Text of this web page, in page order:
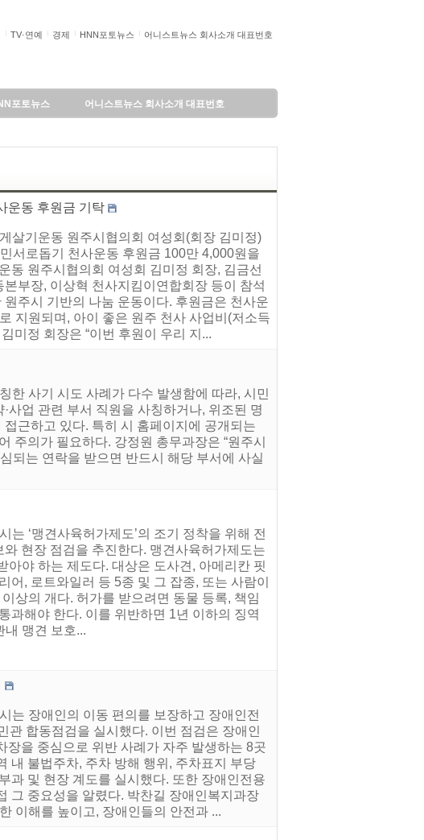
TV·연예 경제 HNN포토뉴스 어니스트뉴스 회사소개 대표번호
포토뉴스 어니스트뉴스 회사소개 대표번호
운동 후원금 기탁
살기운동 원주시협의회 여성회(회장 김미정)
서로돕기 천사운동 후원금 100만 4,000원을
동 원주시협의회 여성회 김미정 회장, 김금선
부장, 이상혁 천사지킴이연합회장 등이 참석
주시 기반의 나눔 운동이다. 후원금은 천사운
지원되며, 아이 좋은 원주 천사 사업비(저소득
미정 회장은 “이번 후원이 우리 지...
한 사기 시도 사례가 다수 발생함에 따라, 시민
사업 관련 부서 직원을 사칭하거나, 위조된 명
근하고 있다. 특히 시 홈페이지에 공개되는
주의가 필요하다. 강정원 총무과장은 “원주시
되는 연락을 받으면 반드시 해당 부서에 사실
‘맹견사육허가제도’의 조기 정착을 위해 전
현장 점검을 추진한다. 맹견사육허가제도는
아야 하는 제도다. 대상은 도사견, 아메리칸 핏
, 로트와일러 등 5종 및 그 잡종, 또는 사람이
상의 개다. 허가를 받으려면 동물 등록, 책임
과해야 한다. 이를 위반하면 1년 이하의 징역
내 맹견 보호...
는 장애인의 이동 편의를 보장하고 장애인전
합동점검을 실시했다. 이번 점검은 장애인
을 중심으로 위반 사례가 자주 발생하는 8곳
내 불법주차, 주차 방해 행위, 주차표지 부당
과 및 현장 계도를 실시했다. 또한 장애인전용
그 중요성을 알렸다. 박찬길 장애인복지과장
이해를 높이고, 장애인들의 안전과 ...